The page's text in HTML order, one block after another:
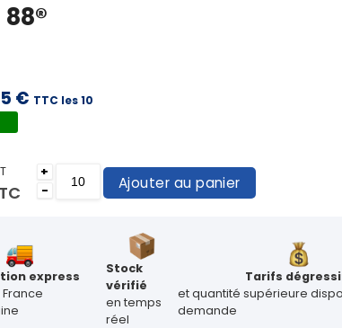
€ TTC les 10
+
-
Ajouter au panier
express
Stock
vérifié
en temps
réel
Tarifs
et quantité supérieure
demande